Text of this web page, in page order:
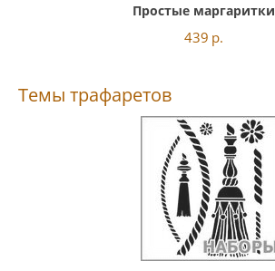
Простые маргаритки
439 р.
Темы трафаретов